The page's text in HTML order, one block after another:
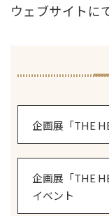
ウェブサイトに
企画展「THE
企画展「THE
イベント